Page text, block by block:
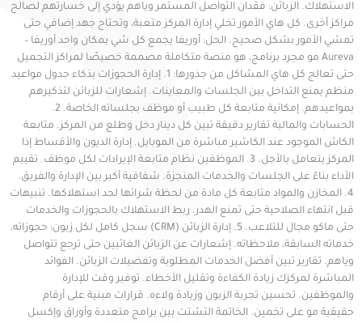
الاستهلاك. الزبائن: فقدان التواصل المستمر وياهم يؤدي إلى خسارتهم لصالح
مراكز أخرى. كل هاي الأمور تخلي إدارة المركز متعبة، وتحتاج جهد إضافي حتى
تمشي الأمور بشكل صحيح. الحل: أوريفا يجمع كل شي بمكان واحد أوريفا –
Aureva مو مجرد برنامج، هو منصة متكاملة مصممة خصيصًا لمراكز التجميل
حتى تعالج كل هاي المشاكل من جذورها: 1. إدارة الحجوزات بذكاء جدول مواعيد
منظم يمنع التداخل بين الجلسات والمعاينات. إشعارات للزبائن لتذكيرهم
بمواعيدهم. إمكانية متابعة كل طبيب أو موظف بجلساته الخاصة. 2.
الحسابات والمالية تقارير دقيقة تبين كل دينار دخل وطلع من المركز. متابعة
الكاش الموجود عند الكاشير مباشرة من الموبايل. إدارة الديون والأقساط إذا
المركز يتعامل بالأجل. 3. الموظفين نظام متابعة الإيرادات لكل موظف. تقييم
الأداء بناءً على الجلسات والخدمات المنجزة. شفافية أكبر بين الإدارة والفريق.
4. المخازن والمواد متابعة كل مادة من لحظة شرائها لحد استهلاكها. تنبيهات
قبل انتهاء الصلاحية حتى تمنع الهدر. ربط الاستهلاك بالحجوزات والخدمات
حتى ماكو مجال للتلاعب. 5. إدارة الزبائن (CRM) سجل كامل لكل زبون: حجوزاته،
خدماته السابقة، ملاحظاته. إشعارات عن الزبائن الغائبين حتى ترجع تتواصل
وياهم. تقارير تبين أفضل الخدمات المطلوبة وتفضيلات الزبائن. الفوائد
المباشرة لمركزك زيادة الكفاءة وتقليل الأخطاء. توفير وقت للإدارة
والموظفين. تحسين تجربة الزبون وزيادة ولاءه. قرارات مبنية على أرقام
حقيقية مو على تخمين. الخاتمة التشتت بين برامج متعددة وأوراق وإكسل